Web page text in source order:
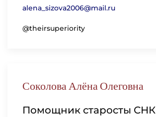
alena_sizova2006@mail.ru
@theirsuperiority
Соколова Алёна Олеговна
Помощник старосты СНК